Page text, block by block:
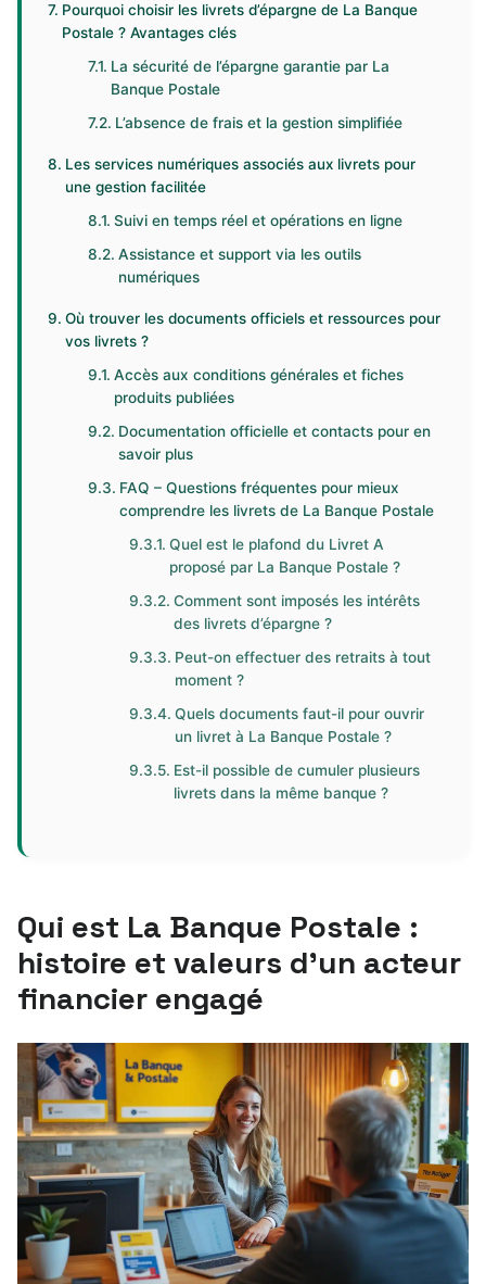
Pourquoi choisir les livrets d’épargne de La Banque
Postale ? Avantages clés
La sécurité de l’épargne garantie par La
Banque Postale
L’absence de frais et la gestion simplifiée
Les services numériques associés aux livrets pour
une gestion facilitée
Suivi en temps réel et opérations en ligne
Assistance et support via les outils
numériques
Où trouver les documents officiels et ressources pour
vos livrets ?
Accès aux conditions générales et fiches
produits publiées
Documentation officielle et contacts pour en
savoir plus
FAQ – Questions fréquentes pour mieux
comprendre les livrets de La Banque Postale
Quel est le plafond du Livret A
proposé par La Banque Postale ?
Comment sont imposés les intérêts
des livrets d’épargne ?
Peut-on effectuer des retraits à tout
moment ?
Quels documents faut-il pour ouvrir
un livret à La Banque Postale ?
Est-il possible de cumuler plusieurs
livrets dans la même banque ?
Qui est La Banque Postale :
histoire et valeurs d’un acteur
financier engagé